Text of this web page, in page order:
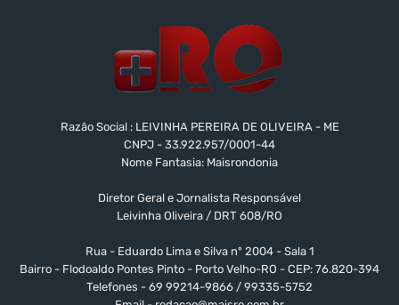
Razão Social : LEIVINHA PEREIRA DE OLIVEIRA - ME
CNPJ - 33.922.957/0001-44
Nome Fantasia: Maisrondonia
Diretor Geral e Jornalista Responsável
Leivinha Oliveira / DRT 608/RO
Rua - Eduardo Lima e Silva nº 2004 - Sala 1
Bairro - Flodoaldo Pontes Pinto - Porto Velho-RO - CEP: 76.820-394
Telefones - 69 99214-9866 / 99335-5752